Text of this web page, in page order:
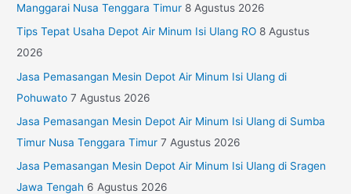
Manggarai Nusa Tenggara Timur 8 Agustus 2026
Tips Tepat Usaha Depot Air Minum Isi Ulang RO 8 Agustus
2026
Jasa Pemasangan Mesin Depot Air Minum Isi Ulang di
Pohuwato 7 Agustus 2026
Jasa Pemasangan Mesin Depot Air Minum Isi Ulang di Sumba
Timur Nusa Tenggara Timur 7 Agustus 2026
Jasa Pemasangan Mesin Depot Air Minum Isi Ulang di Sragen
Jawa Tengah 6 Agustus 2026